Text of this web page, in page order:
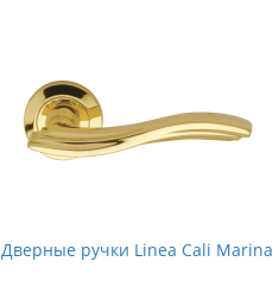
Дверные ручки Linea Cali Marina